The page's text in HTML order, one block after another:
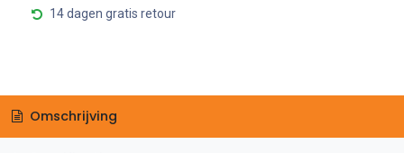
14 dagen gratis retour
Omschrijving